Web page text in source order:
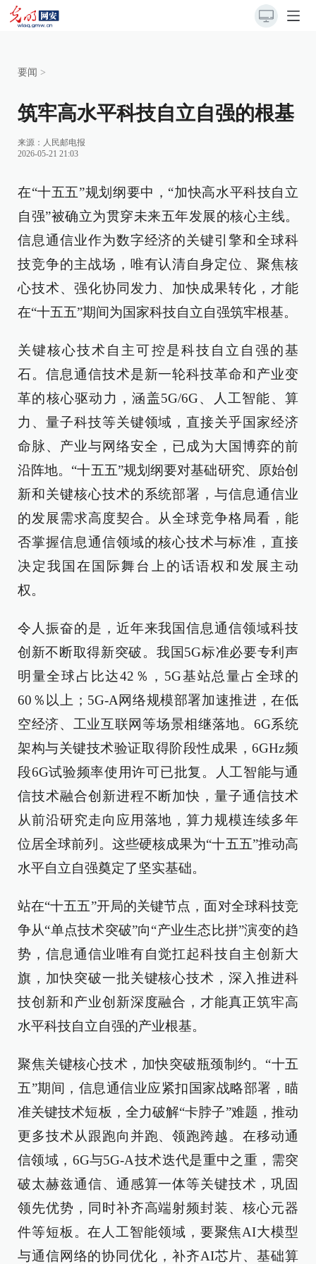
要闻 >
筑牢高水平科技自立自强的根基
来源： 人民邮电报
2026-05-21 21:03
在“十五五”规划纲要中，“加快高水平科技自立
自强”被确立为贯穿未来五年发展的核心主线。
信息通信业作为数字经济的关键引擎和全球科
技竞争的主战场，唯有认清自身定位、聚焦核
心技术、强化协同发力、加快成果转化，才能
在“十五五”期间为国家科技自立自强筑牢根基。
关键核心技术自主可控是科技自立自强的基
石。信息通信技术是新一轮科技革命和产业变
革的核心驱动力，涵盖5G/6G、人工智能、算
力、量子科技等关键领域，直接关乎国家经济
命脉、产业与网络安全，已成为大国博弈的前
沿阵地。“十五五”规划纲要对基础研究、原始创
新和关键核心技术的系统部署，与信息通信业
的发展需求高度契合。从全球竞争格局看，能
否掌握信息通信领域的核心技术与标准，直接
决定我国在国际舞台上的话语权和发展主动
权。
令人振奋的是，近年来我国信息通信领域科技
创新不断取得新突破。我国5G标准必要专利声
明量全球占比达42％，5G基站总量占全球的
60％以上；5G-A网络规模部署加速推进，在低
空经济、工业互联网等场景相继落地。6G系统
架构与关键技术验证取得阶段性成果，6GHz频
段6G试验频率使用许可已批复。人工智能与通
信技术融合创新进程不断加快，量子通信技术
从前沿研究走向应用落地，算力规模连续多年
位居全球前列。这些硬核成果为“十五五”推动高
水平自立自强奠定了坚实基础。
站在“十五五”开局的关键节点，面对全球科技竞
争从“单点技术突破”向“产业生态比拼”演变的趋
势，信息通信业唯有自觉扛起科技自主创新大
旗，加快突破一批关键核心技术，深入推进科
技创新和产业创新深度融合，才能真正筑牢高
水平科技自立自强的产业根基。
聚焦关键核心技术，加快突破瓶颈制约。“十五
五”期间，信息通信业应紧扣国家战略部署，瞄
准关键技术短板，全力破解“卡脖子”难题，推动
更多技术从跟跑向并跑、领跑跨越。在移动通
信领域，6G与5G-A技术迭代是重中之重，需突
破太赫兹通信、通感算一体等关键技术，巩固
领先优势，同时补齐高端射频封装、核心元器
件等短板。在人工智能领域，要聚焦AI大模型
与通信网络的协同优化，补齐AI芯片、基础算